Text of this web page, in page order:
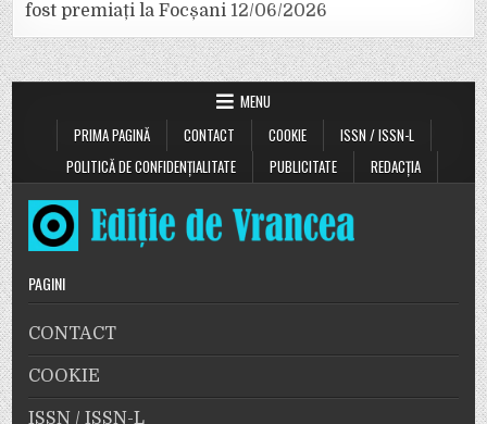
fost premiați la Focșani 12/06/2026
MENU
PRIMA PAGINĂ
CONTACT COOKIE
ISSN / ISSN-L
POLITICĂ DE CONFIDENȚIALITATE
PUBLICITATE REDACȚIA
PAGINI
CONTACT
COOKIE
ISSN / ISSN-L